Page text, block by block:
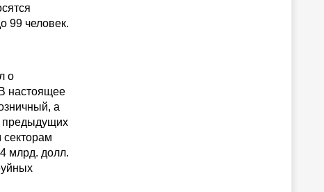
99 человек.
о
настоящее
а
предыдущих
секторам
млрд. долл.